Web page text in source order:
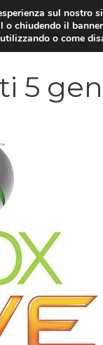
5
sul nostro
chiudendo il
o come